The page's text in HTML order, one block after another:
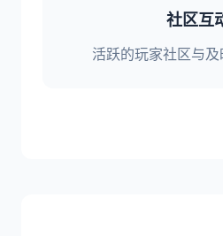
社区互
活跃的玩家社区与